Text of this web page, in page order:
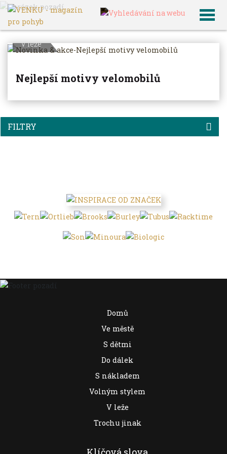
VENKU Archiv článků
FILTRY
V leže
Nejlepší motivy velomobilů
Domů
Ve městě
S dětmi
Do dálek
S nákladem
Volným stylem
V leže
Trochu jinak